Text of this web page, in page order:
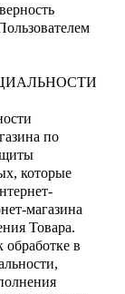
по
которые
магазина
Товара.
в